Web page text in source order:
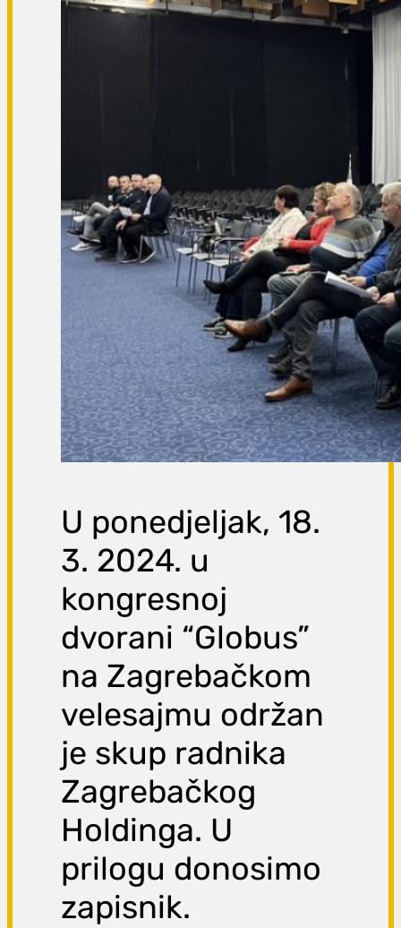
U ponedjeljak, 18.
3. 2024. u
kongresnoj
dvorani “Globus”
na Zagrebačkom
velesajmu održan
je skup radnika
Zagrebačkog
Holdinga. U
prilogu donosimo
zapisnik.